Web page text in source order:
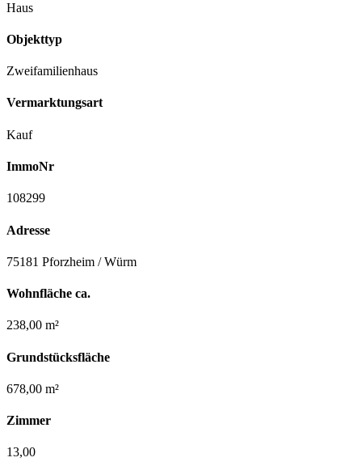
Haus
Objekttyp
Zweifamilienhaus
Vermarktungsart
Kauf
ImmoNr
108299
Adresse
75181 Pforzheim / Würm
Wohnfläche ca.
238,00 m²
Grundstücksfläche
678,00 m²
Zimmer
13,00